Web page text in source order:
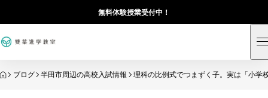
無料体験授業受付中！
HOME
ブログ 半田市周辺の高校入試情報 理科の比例式でつまずく子。実は「小学